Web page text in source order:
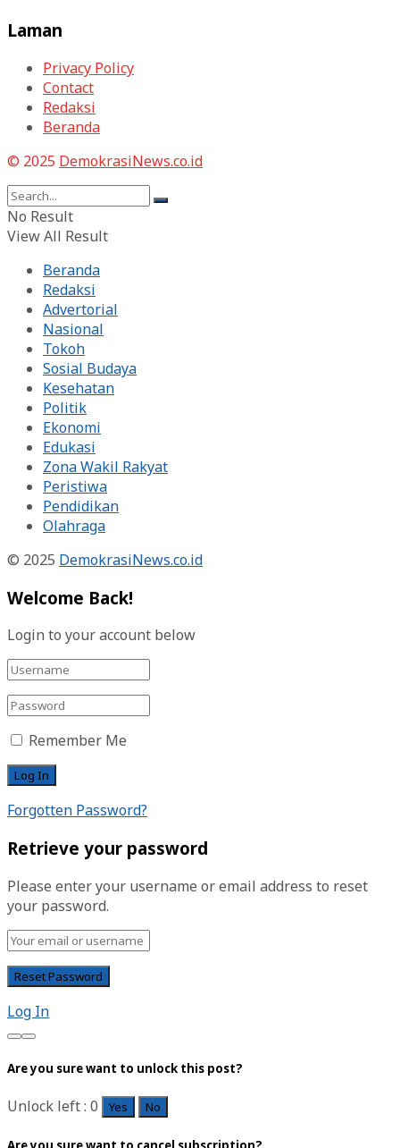
Laman
Privacy Policy
Contact
Redaksi
Beranda
© 2025 DemokrasiNews.co.id
No Result
View All Result
Beranda
Redaksi
Advertorial
Nasional
Tokoh
Sosial Budaya
Kesehatan
Politik
Ekonomi
Edukasi
Zona Wakil Rakyat
Peristiwa
Pendidikan
Olahraga
© 2025 DemokrasiNews.co.id
Welcome Back!
Login to your account below
Remember Me
Forgotten Password?
Retrieve your password
Please enter your username or email address to reset
your password.
Log In
Are you sure want to unlock this post?
Unlock left : 0 Yes No